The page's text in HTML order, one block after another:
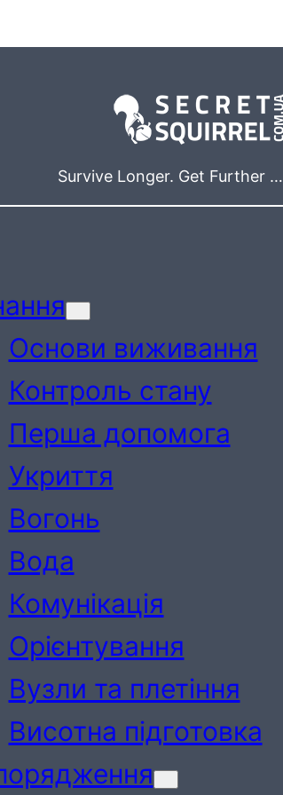
Survive Longer. Get Further …
Основи виживання
Контроль стану
Перша допомога
Укриття
Вогонь
Вода
Комунікація
Орієнтування
Вузли та плетіння
Висотна підготовка